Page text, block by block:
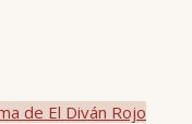
de El Diván Rojo